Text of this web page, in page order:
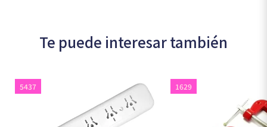
Te puede interesar también
5437 1629